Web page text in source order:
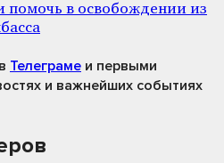
помочь в освобождении из
в Телеграме и первыми
и важнейших событиях